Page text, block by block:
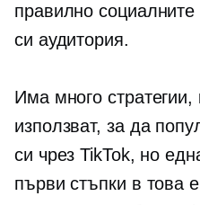
правилно
си аудитория.
Има много стратегии,
използват, за да
си чрез TikTok, но
първи стъпки в това